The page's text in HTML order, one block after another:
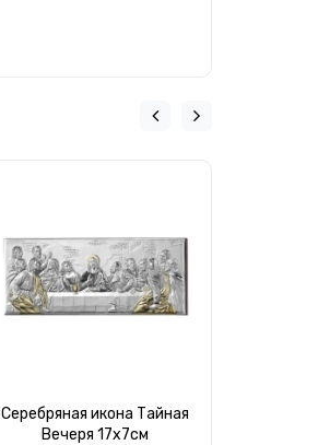
Серебряная икона Тайная
Вечеря 17х7см